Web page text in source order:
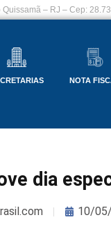
– RJ – Cep:
NOTA
dia
10/